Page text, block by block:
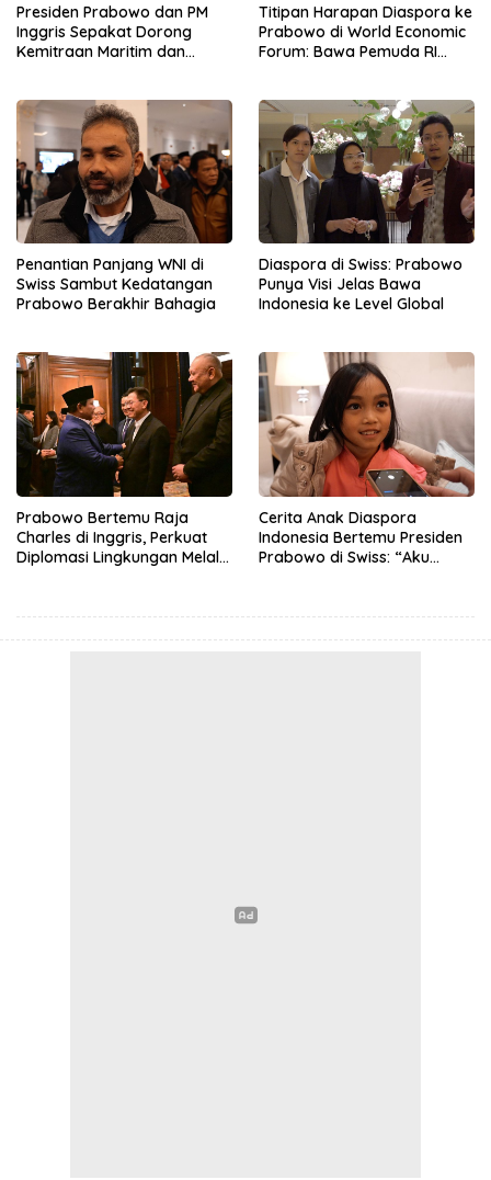
Presiden Prabowo dan PM
Inggris Sepakat Dorong
Kemitraan Maritim dan
Titipan Harapan Diaspora ke
Prabowo di World Economic
Forum: Bawa Pemuda RI
Penantian Panjang WNI di
Swiss Sambut Kedatangan
Prabowo Berakhir Bahagia
Diaspora di Swiss: Prabowo
Punya Visi Jelas Bawa
Indonesia ke Level Global
Prabowo Bertemu Raja
Charles di Inggris, Perkuat
Diplomasi Lingkungan Melalui
Cerita Anak Diaspora
Indonesia Bertemu Presiden
Prabowo di Swiss: “Aku